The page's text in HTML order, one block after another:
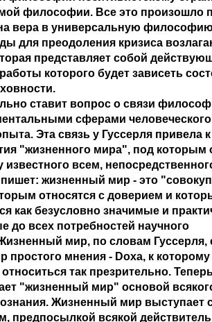
философии. Все это произошло
вера в универсальную
для преодоления кризиса
представляет собой
которого будет зависеть
ставит вопрос о связи
сферами
Эта связь у Гуссерля привела
"жизненного мира", под которым
известного всем,
жизненный мир - это
относятся с доверием и
как безусловно значимые и
до всех потребностей научного
мир, по словам Гуссерля,
простого мнения - Doxa, к
так презрительно.
"жизненный мир" основой
Жизненный мир выступает
предпосылкой всякой